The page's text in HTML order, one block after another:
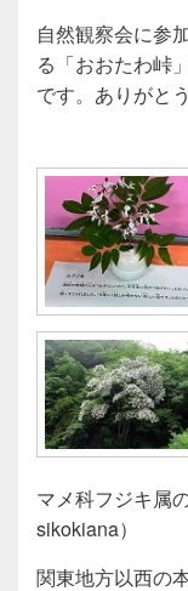
自然観察会に参
る「おおたわ峠
です。ありがと
マメ科フジキ属
sikokiana）
関東地方以西の